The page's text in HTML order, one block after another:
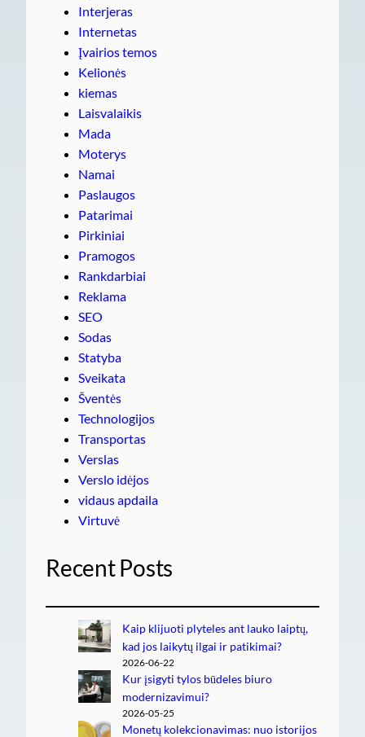
Interjeras
Internetas
Įvairios temos
Kelionės
kiemas
Laisvalaikis
Mada
Moterys
Namai
Paslaugos
Patarimai
Pirkiniai
Pramogos
Rankdarbiai
Reklama
SEO
Sodas
Statyba
Sveikata
Šventės
Technologijos
Transportas
Verslas
Verslo idėjos
vidaus apdaila
Virtuvė
Recent Posts
Kaip klijuoti plyteles ant lauko laiptų,
kad jos laikytų ilgai ir patikimai?
2026-06-22
Kur įsigyti tylos būdeles biuro
modernizavimui?
2026-05-25
Monetų kolekcionavimas: nuo istorijos